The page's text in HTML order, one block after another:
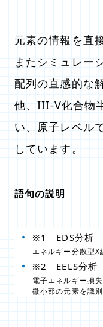
元素の情報を直
またシミュレー
配列の直感的な
他、III-V化合物
い、原子レベル
しています。
語句の説明
※1 EDS分析
エネルギー分散型X
※2 EELS分析
電子エネルギー損
微小部の元素を識